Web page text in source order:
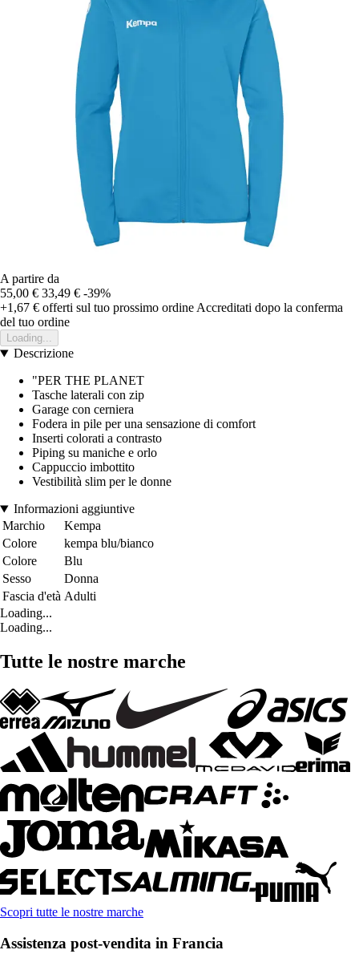
A partire da
55,00 € 33,49 € -39%
+1,67 € offerti sul tuo prossimo ordine Accreditati dopo la conferma
del tuo ordine
Loading...
Descrizione
"PER THE PLANET
Tasche laterali con zip
Garage con cerniera
Fodera in pile per una sensazione di comfort
Inserti colorati a contrasto
Piping su maniche e orlo
Cappuccio imbottito
Vestibilità slim per le donne
Informazioni aggiuntive
Marchio
Kempa
Colore
kempa blu/bianco
Colore
Blu
Sesso
Donna
Fascia d'età Adulti
Loading...
Loading...
Tutte le nostre marche
Scopri tutte le nostre marche
Assistenza post-vendita in Francia